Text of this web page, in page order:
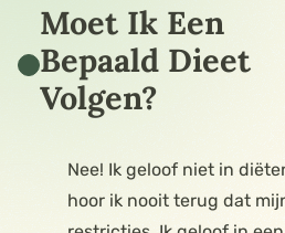
Moet Ik Een
Bepaald Dieet
Volgen?
Nee! Ik geloof niet in
hoor ik nooit terug dat